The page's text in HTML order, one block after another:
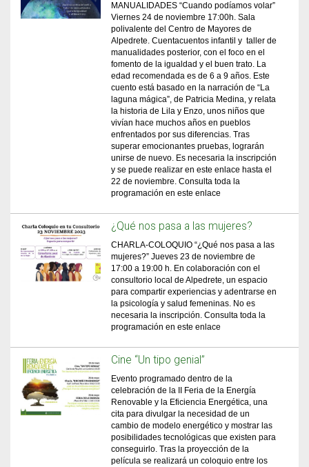
MANUALIDADES “Cuando podíamos volar”
Viernes 24 de noviembre 17:00h. Sala
polivalente del Centro de Mayores de
Alpedrete. Cuentacuentos infantil y taller de
manualidades posterior, con el foco en el
fomento de la igualdad y el buen trato. La
edad recomendada es de 6 a 9 años. Este
cuento está basado en la narración de “La
laguna mágica”, de Patricia Medina, y relata
la historia de Lila y Enzo, unos niños que
vivían hace muchos años en pueblos
enfrentados por sus diferencias. Tras
superar emocionantes pruebas, lograrán
unirse de nuevo. Es necesaria la inscripción
y se puede realizar en este enlace hasta el
22 de noviembre. Consulta toda la
programación en este enlace
¿Qué nos pasa a las mujeres?
CHARLA-COLOQUIO “¿Qué nos pasa a las
mujeres?” Jueves 23 de noviembre de
17:00 a 19:00 h. En colaboración con el
consultorio local de Alpedrete, un espacio
para compartir experiencias y adentrarse en
la psicología y salud femeninas. No es
necesaria la inscripción. Consulta toda la
programación en este enlace
Cine “Un tipo genial”
Evento programado dentro de la
celebración de la II Feria de la Energía
Renovable y la Eficiencia Energética, una
cita para divulgar la necesidad de un
cambio de modelo energético y mostrar las
posibilidades tecnológicas que existen para
conseguirlo. Tras la proyección de la
película se realizará un coloquio entre los